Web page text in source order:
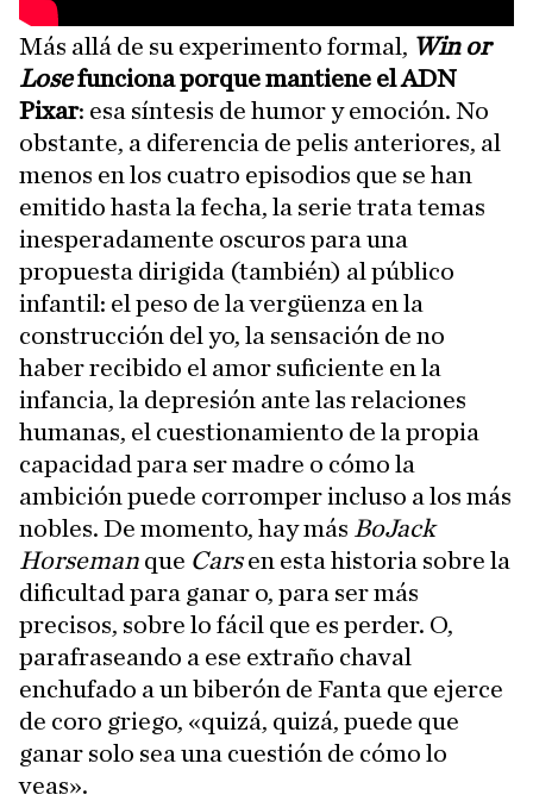
Más allá de su experimento formal, Win or
Losefunciona porque mantiene el ADN
Pixar: esa síntesis de humor y emoción. No
obstante, a diferencia de pelis anteriores, al
menos en los cuatro episodios que se han
emitido hasta la fecha, la serie trata temas
inesperadamente oscuros para una
propuesta dirigida (también) al público
infantil: el peso de la vergüenza en la
construcción del yo, la sensación de no
haber recibido el amor suficiente en la
infancia, la depresión ante las relaciones
humanas, el cuestionamiento de la propia
capacidad para ser madre o cómo la
ambición puede corromper incluso a los más
nobles. De momento, hay más BoJack
Horseman que Carsen esta historia sobre la
dificultad para ganar o, para ser más
precisos, sobre lo fácil que es perder. O,
parafraseando a ese extraño chaval
enchufado a un biberón de Fanta que ejerce
de coro griego, «quizá, quizá, puede que
ganar solo sea una cuestión de cómo lo
veas».